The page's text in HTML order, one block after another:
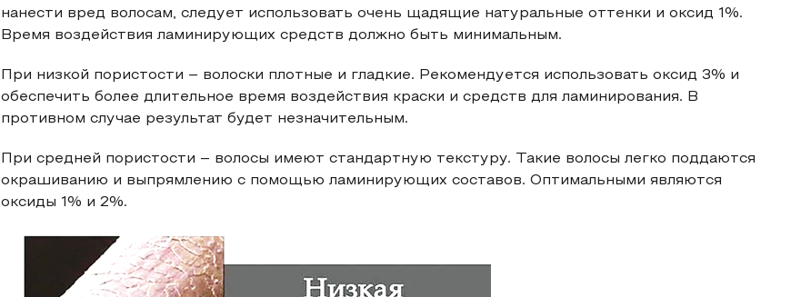
нанести вред волосам, следует использовать очень щадящие натуральные оттенки и оксид 1%.
Время воздействия ламинирующих средств должно быть минимальным.
При низкой пористости – волоски плотные и гладкие. Рекомендуется использовать оксид 3% и
обеспечить более длительное время воздействия краски и средств для ламинирования. В
противном случае результат будет незначительным.
При средней пористости – волосы имеют стандартную текстуру. Такие волосы легко поддаются
окрашиванию и выпрямлению с помощью ламинирующих составов. Оптимальными являются
оксиды 1% и 2%.